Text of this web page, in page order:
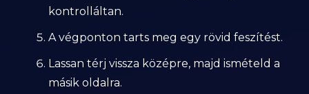
kontrolláltan.
A végponton tarts meg egy rövid feszítést.
Lassan térj vissza középre, majd ismételd a
másik oldalra.